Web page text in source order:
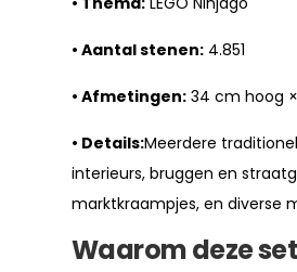
• Aantal stenen: 4.851
• Afmetingen: 34 cm hoog
• Details:Meerdere
interieurs, bruggen en
marktkraampjes, en diverse
Waarom deze